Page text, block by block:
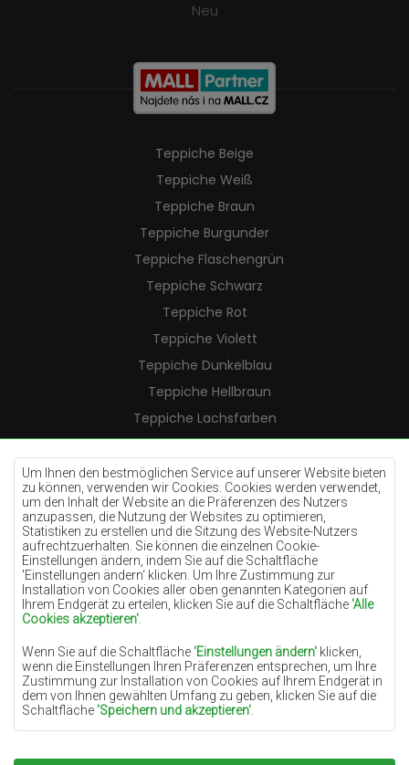
Um Ihnen den bestmöglichen Service auf unserer Website bieten
zu können, verwenden wir Cookies. Cookies werden verwendet,
um den Inhalt der Website an die Präferenzen des Nutzers
anzupassen, die Nutzung der Websites zu optimieren,
Statistiken zu erstellen und die Sitzung des Website-Nutzers
aufrechtzuerhalten. Sie können die einzelnen Cookie-
Einstellungen ändern, indem Sie auf die Schaltfläche
'Einstellungen ändern‘ klicken. Um Ihre Zustimmung zur
Installation von Cookies aller oben genannten Kategorien auf
Ihrem Endgerät zu erteilen, klicken Sie auf die Schaltfläche 'Alle
Cookies akzeptieren'
Wenn Sie auf die Schaltfläche 'Einstellungen ändern' klicken,
wenn die Einstellungen Ihren Präferenzen entsprechen, um Ihre
Zustimmung zur Installation von Cookies auf Ihrem Endgerät in
dem von Ihnen gewählten Umfang zu geben, klicken Sie auf die
Schaltfläche 'Speichern und akzeptieren'
Grundlage für die Verarbeitung das berechtigte Interesse des
Neu
Teppiche Beige
Teppiche Weiß
Teppiche Braun
Teppiche Burgunder
Teppiche Flaschengrün
Teppiche Schwarz
Teppiche Rot
Teppiche Violett
Teppiche Dunkelblau
Teppiche Hellbraun
Teppiche Lachsfarben
Teppiche Cremefarben
Teppiche Lilac
Teppiche Gelb
Teppiche Pfefferminz
Teppiche Blau
Teppiche Orange
Teppiche Rosa
Teppiche Terrakotte
Teppiche Grün
Teppiche Golden